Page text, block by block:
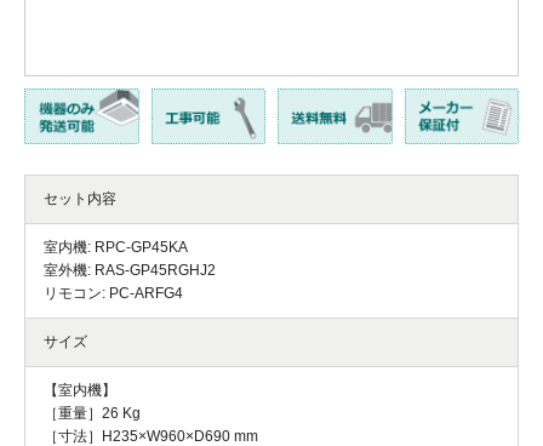
セット内容
室内機: RPC-GP45KA
室外機: RAS-GP45RGHJ2
リモコン: PC-ARFG4
サイズ
【室内機】
［重量］26 Kg
［寸法］H235×W960×D690 mm